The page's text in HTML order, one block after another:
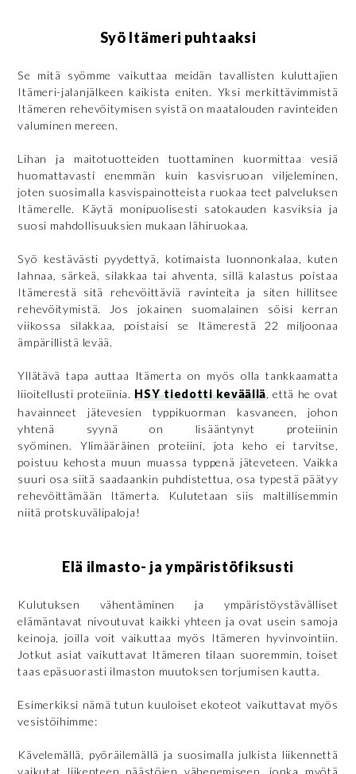
Syö Itämeri puhtaaksi
Se mitä syömme vaikuttaa meidän tavallisten kuluttajien
Itämeri-jalanjälkeen kaikista eniten. Yksi merkittävimmistä
Itämeren rehevöitymisen syistä on maatalouden ravinteiden
valuminen mereen.
Lihan ja maitotuotteiden tuottaminen kuormittaa vesiä
huomattavasti enemmän kuin kasvisruoan viljeleminen,
joten suosimalla kasvispainotteista ruokaa teet palveluksen
Itämerelle. Käytä monipuolisesti satokauden kasviksia ja
suosi mahdollisuuksien mukaan lähiruokaa.
Syö kestävästi pyydettyä, kotimaista luonnonkalaa, kuten
lahnaa, särkeä, silakkaa tai ahventa, sillä kalastus poistaa
Itämerestä sitä rehevöittäviä ravinteita ja siten hillitsee
rehevöitymistä. Jos jokainen suomalainen söisi kerran
viikossa silakkaa, poistaisi se Itämerestä 22 miljoonaa
ämpärillistä levää.
Yllätävä tapa auttaa Itämerta on myös olla tankkaamatta
liioitellusti proteiinia.HSY tiedotti keväällä, että he ovat
havainneet jätevesien typpikuorman kasvaneen, johon
yhtenä syynä on lisääntynyt proteiinin
syöminen. Ylimääräinen proteiini, jota keho ei tarvitse,
poistuu kehosta muun muassa typpenä jäteveteen. Vaikka
suuri osa siitä saadaankin puhdistettua, osa typestä päätyy
rehevöittämään Itämerta. Kulutetaan siis maltillisemmin
niitä protskuvälipaloja!
Elä ilmasto- ja ympäristöfiksusti
Kulutuksen vähentäminen ja ympäristöystävälliset
elämäntavat nivoutuvat kaikki yhteen ja ovat usein samoja
keinoja, joilla voit vaikuttaa myös Itämeren hyvinvointiin.
Jotkut asiat vaikuttavat Itämeren tilaan suoremmin, toiset
taas epäsuorasti ilmaston muutoksen torjumisen kautta.
Esimerkiksi nämä tutun kuuloiset ekoteot vaikuttavat myös
vesistöihimme:
Kävelemällä, pyöräilemällä ja suosimalla julkista liikennettä
vaikutat liikenteen päästöjen vähenemiseen, jonka myötä